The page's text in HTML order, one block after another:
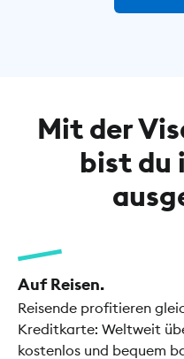
Mit der
bist du
Auf Reisen.
Reisende profitieren
Kreditkarte: Weltweit
kostenlos und bequem